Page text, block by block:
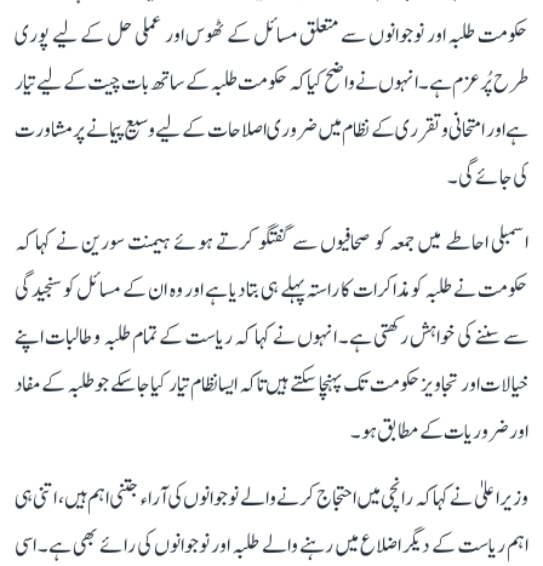
حکومت طلبہ اور نوجوانوں سے متعلق مسائل کے ٹھوس اور عملی حل کے لیے پوری
طرح پُرعزم ہے۔ انہوں نے واضح کیا کہ حکومت طلبہ کے ساتھ بات چیت کے لیے تیار
ہے اور امتحانی و تقرری کے نظام میں ضروری اصلاحات کے لیے وسیع پیمانے پر مشاورت
کی جائے گی۔
اسمبلی احاطے میں جمعہ کو صحافیوں سے گفتگو کرتے ہوئے ہیمنت سورین نے کہا کہ
حکومت نے طلبہ کو مذاکرات کا راستہ پہلے ہی بتا دیا ہے اور وہ ان کے مسائل کو سنجیدگی
سے سننے کی خواہش رکھتی ہے۔ انہوں نے کہا کہ ریاست کے تمام طلبہ و طالبات اپنے
خیالات اور تجاویز حکومت تک پہنچا سکتے ہیں تاکہ ایسا نظام تیار کیا جا سکے جو طلبہ کے مفاد
اور ضروریات کے مطابق ہو۔
وزیر اعلیٰ نے کہا کہ رانچی میں احتجاج کرنے والے نوجوانوں کی آراء جتنی اہم ہیں، اتنی ہی
اہم ریاست کے دیگر اضلاع میں رہنے والے طلبہ اور نوجوانوں کی رائے بھی ہے۔ اسی